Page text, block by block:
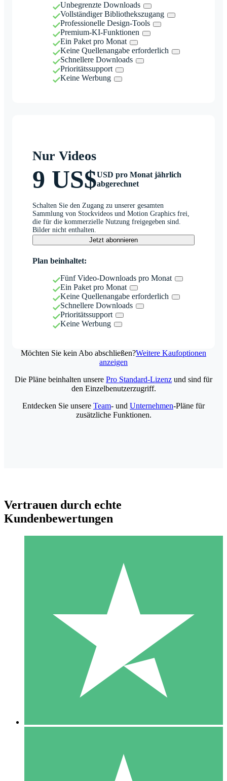
Unbegrenzte Downloads
Vollständiger Bibliothekszugang
Professionelle Design-Tools
Premium-KI-Funktionen
Ein Paket pro Monat
Keine Quellenangabe erforderlich
Schnellere Downloads
Prioritätssupport
Keine Werbung
Nur Videos
9 US$USD pro Monat jährlich
abgerechnet
Schalten Sie den Zugang zu unserer gesamten
Sammlung von Stockvideos und Motion Graphics frei,
die für die kommerzielle Nutzung freigegeben sind.
Bilder nicht enthalten.
Jetzt abonnieren
Plan beinhaltet:
Fünf Video-Downloads pro Monat
Ein Paket pro Monat
Keine Quellenangabe erforderlich
Schnellere Downloads
Prioritätssupport
Keine Werbung
Möchten Sie kein Abo abschließen?Weitere Kaufoptionen
anzeigen
Individuelle Credit-Pakete
Zahlen Sie nach Bedarf mit Download-Credits. Keine
monatliche Verpflichtung erforderlich.
10 00
10 Downloads
20 00
Die Pläne beinhalten unsere Pro Standard-Lizenz und sind für
den Einzelbenutzerzugriff.
Entdecken Sie unsere Team- und Unternehmen-Pläne für
zusätzliche Funktionen.
Vertrauen durch echte
Kundenbewertungen